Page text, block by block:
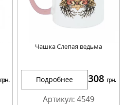
грн.
Чашка Слепая ведьма
Подробнее 308 грн.
Артикул: 4549